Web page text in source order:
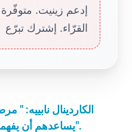
إدعم زينيت.
القرّاء. إشترك تبرّع
الكاردينال نابييه: "
يساعدهم أن يفهموا أن الله لم يتخل عنهم".